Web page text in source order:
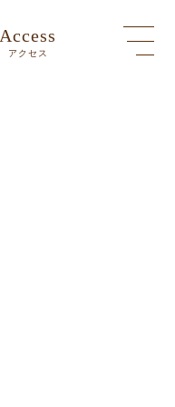
Access
アクセス